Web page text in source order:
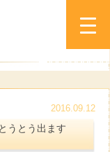
2016.09.12
うとう出ます